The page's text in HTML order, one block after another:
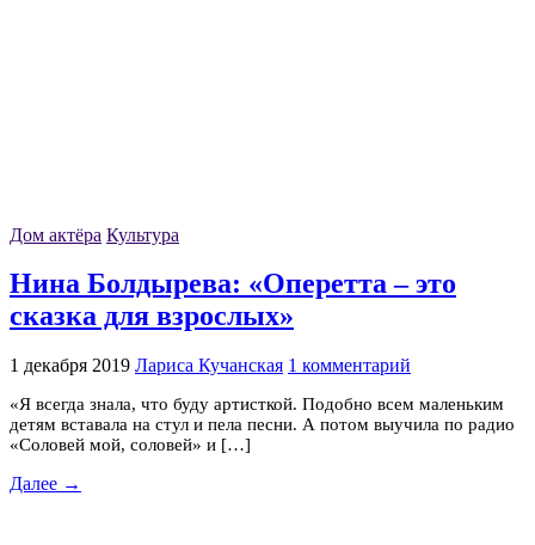
Дом актёра Культура
Нина Болдырева: «Оперетта – это
сказка для взрослых»
1 декабря 2019 Лариса Кучанская 1 комментарий
«Я всегда знала, что буду артисткой. Подобно всем маленьким
детям вставала на стул и пела песни. А потом выучила по радио
«Соловей мой, соловей» и […]
Далее →